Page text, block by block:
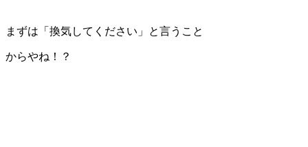
まずは「換気してください」と言うこと
からやね！？